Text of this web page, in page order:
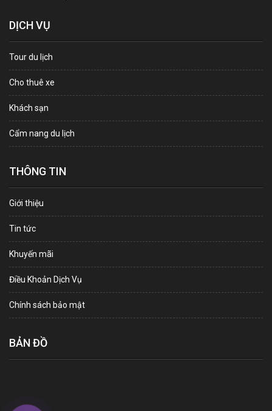
DỊCH VỤ
Tour du lịch
Cho thuê xe
Khách sạn
Cẩm nang du lịch
THÔNG TIN
Giới thiệu
Tin tức
Khuyến mãi
Điều Khoản Dịch Vụ
Chính sách bảo mật
BẢN ĐỒ